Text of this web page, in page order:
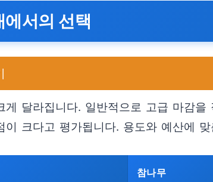
서의 선택
달라집니다. 일반적으로 고급 마감
크다고 평가됩니다. 용도와 예산에
참나무